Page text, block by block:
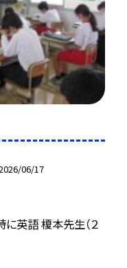
06/17
英語 榎本先生（２